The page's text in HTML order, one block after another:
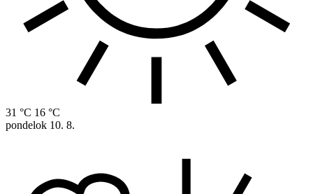
31 °C 16 °C
pondelok 10. 8.